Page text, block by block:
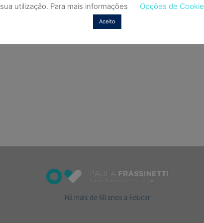
Há mais de 60 anos a Educar
sua utilização. Para mais informações Opções de Cookie
Aceito